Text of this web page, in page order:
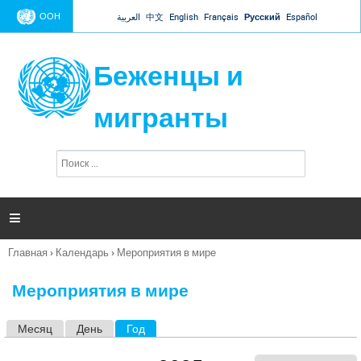
Jump to navigation
ООН العربية 中文 English Français Русский Español
Беженцы и
мигранты
п
и

Вы
Главная › Календарь › Мероприятия в мире
Мероприятия в мире
Месяц День Год